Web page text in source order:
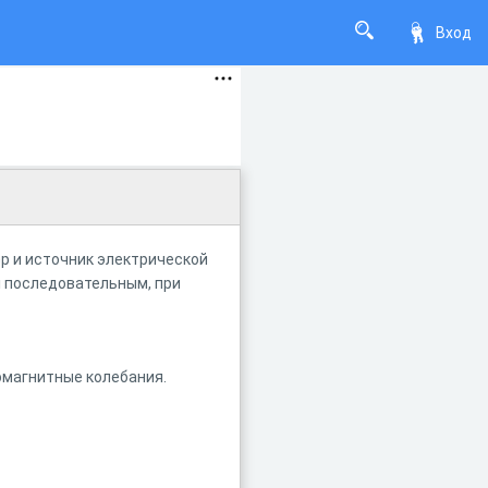
Вход
и источник электрической
последовательным, при
колебания.